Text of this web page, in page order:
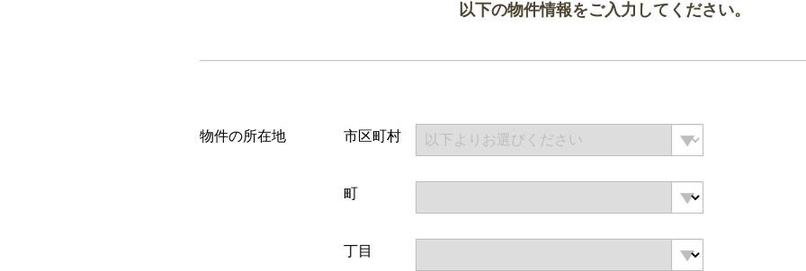
以下の物件情報をご入力してください。
物件の所在地 市区町村
町
丁目